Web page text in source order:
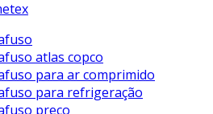
atlas copco
para ar comprimido
para refrigeração
preço